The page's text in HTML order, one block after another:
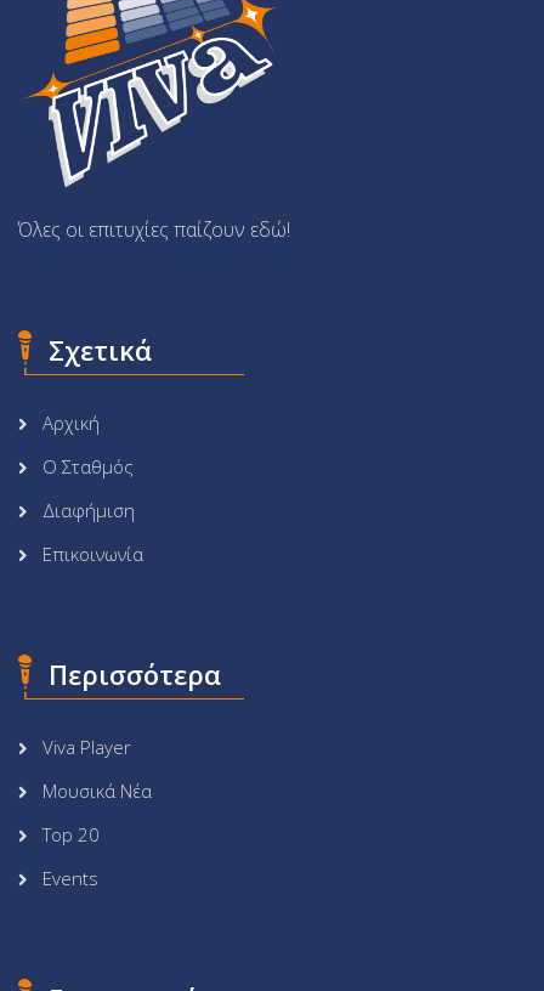
Όλες οι επιτυχίες παίζουν εδώ!
Σχετικά
Αρχική
Ο Σταθμός
Διαφήμιση
Επικοινωνία
Περισσότερα
Viva Player
Μουσικά Νέα
Top 20
Events